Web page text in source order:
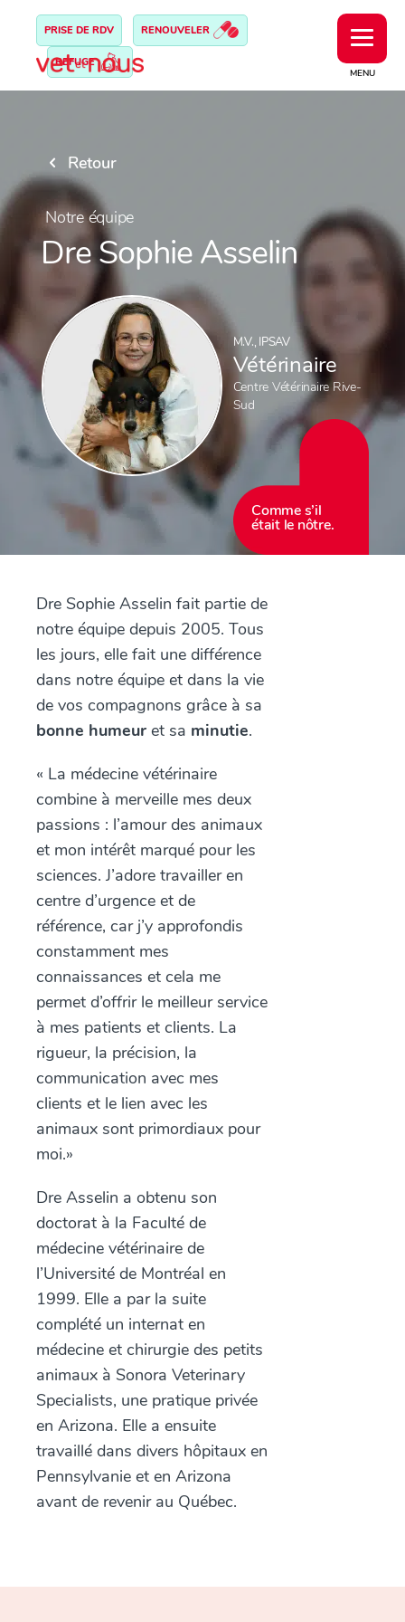
MENU
PRISE DE RDV RENOUVELER
REFUGE
Retour
Notre équipe
Dre Sophie Asselin
M.V., IPSAV
Vétérinaire
Centre Vétérinaire Rive-
Sud
Comme s’il
était le nôtre.
Dre Sophie Asselin fait partie de
notre équipe depuis 2005. Tous
les jours, elle fait une différence
dans notre équipe et dans la vie
de vos compagnons grâce à sa
bonne humeur et sa minutie.
« La médecine vétérinaire
combine à merveille mes deux
passions : l’amour des animaux
et mon intérêt marqué pour les
sciences. J’adore travailler en
centre d’urgence et de
référence, car j’y approfondis
constamment mes
connaissances et cela me
permet d’offrir le meilleur service
à mes patients et clients. La
rigueur, la précision, la
communication avec mes
clients et le lien avec les
animaux sont primordiaux pour
moi.»
Dre Asselin a obtenu son
doctorat à la Faculté de
médecine vétérinaire de
l’Université de Montréal en
1999. Elle a par la suite
complété un internat en
médecine et chirurgie des petits
animaux à Sonora Veterinary
Specialists, une pratique privée
en Arizona. Elle a ensuite
travaillé dans divers hôpitaux en
Pennsylvanie et en Arizona
avant de revenir au Québec.